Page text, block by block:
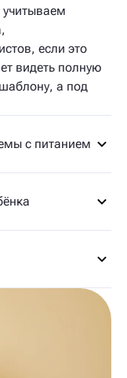
если это
видеть полную
а под
с питанием